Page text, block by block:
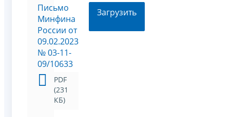
Письмо
Минфина
России от
09.02.2023
№ 03-11-
09/10633
PDF
(231
КБ)
Загрузить